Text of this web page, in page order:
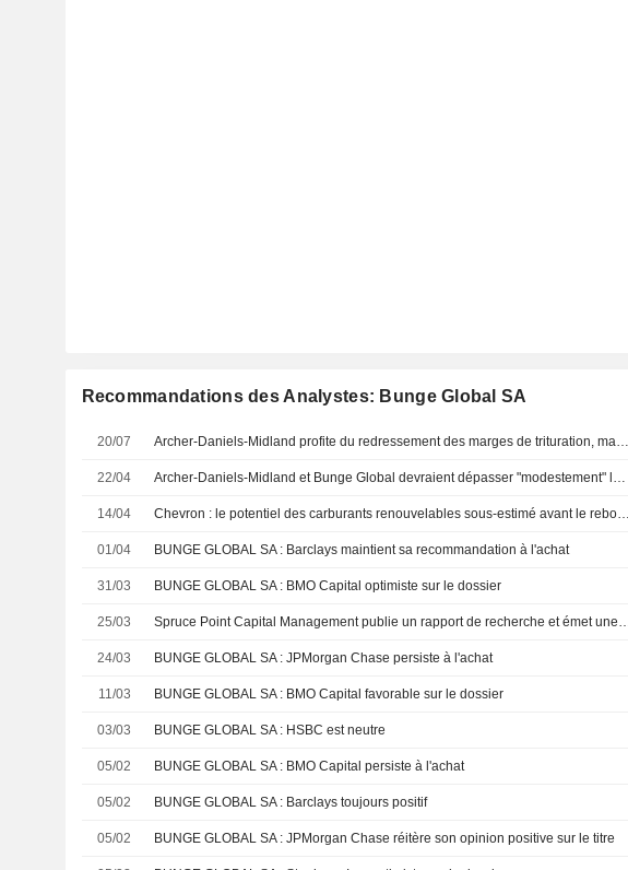
Recommandations des Analystes: Bunge Global SA
20/07 Archer-Daniels-Midland profite du redressement des marges de trituration, mais Bunge offre un potentiel de hausse supérieur, selon Morgan Stanley
22/04 Archer-Daniels-Midland et Bunge Global devraient dépasser "modestement" les attentes au T1, selon Morgan Stanley
14/04 Chevron : le potentiel des carburants renouvelables sous-estimé avant le rebond des marges en 2026, selon UBS
01/04 BUNGE GLOBAL SA : Barclays maintient sa recommandation à l'achat
31/03 BUNGE GLOBAL SA : BMO Capital optimiste sur le dossier
25/03 Spruce Point Capital Management publie un rapport de recherche et émet une
24/03 BUNGE GLOBAL SA : JPMorgan Chase persiste à l'achat
11/03 BUNGE GLOBAL SA : BMO Capital favorable sur le dossier
03/03 BUNGE GLOBAL SA : HSBC est neutre
05/02 BUNGE GLOBAL SA : BMO Capital persiste à l'achat
05/02 BUNGE GLOBAL SA : Barclays toujours positif
05/02 BUNGE GLOBAL SA : JPMorgan Chase réitère son opinion positive sur le titre